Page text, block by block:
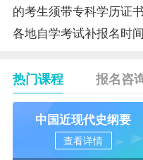
的考生须带专科学历证
各地自学考试补报名时
热门课程 报名咨
中国近现代史纲要
查看详情